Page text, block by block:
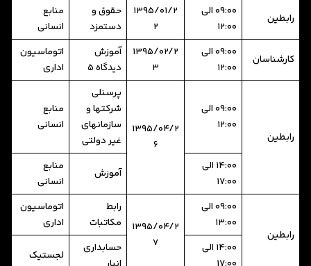
رابطین
09:00 الی
12:00
1395/01/2
2
حقوق و
دستمزد
منابع
انسانی
کارشناسان
09:00 الی
12:00
1395/02/2
3
آموزش
دیدگاه 5
اتوماسیون
اداری
رابطین
09:00 الی
12:00
1395/04/2
6
پرسنلی
شرکتها و
سازمانهای
غیر دولتی
منابع
انسانی
14:00 الی
17:00
آموزش
منابع
انسانی
رابطین
09:00 الی
13:00
1395/04/2
7
رابط
مکاتبات
اتوماسیون
اداری
14:00 الی
حسابداری
لجستیک